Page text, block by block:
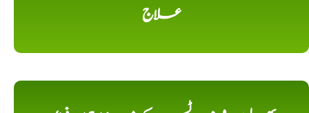
علاج